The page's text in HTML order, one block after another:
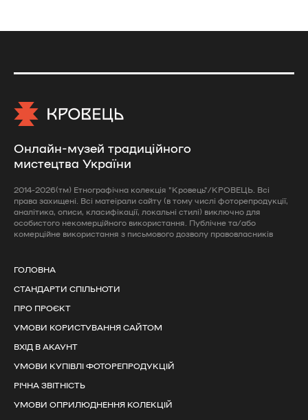
Онлайн-музей традиційного
мистецтва України
2014-2026(тм) Етнографічна колекція "Кровець"/КРОВЕЦЬ. Всі
права захищені. Всі матеірали сайту (в тому числі фоторепродукції,
аналітика, описи, класифікації, локальні стилі) виключно для
особистого некомерційного використання. Публічне та/або
комерційне використання з письмового дозволу правовласників
ГОЛОВНА
СТАНДАРТИ СПІЛЬНОТИ
ПРО ПРОЄКТ
УМОВИ КОРИСТУВАННЯ САЙТОМ
ВХІД В АКАУНТ
УМОВИ КУПІВЛІ ФОТОРЕПРОДУКЦІЙ
РІЧНА ЗВІТНІСТЬ
УМОВИ ОПРИЛЮДНЕННЯ КОЛЕКЦІЙ